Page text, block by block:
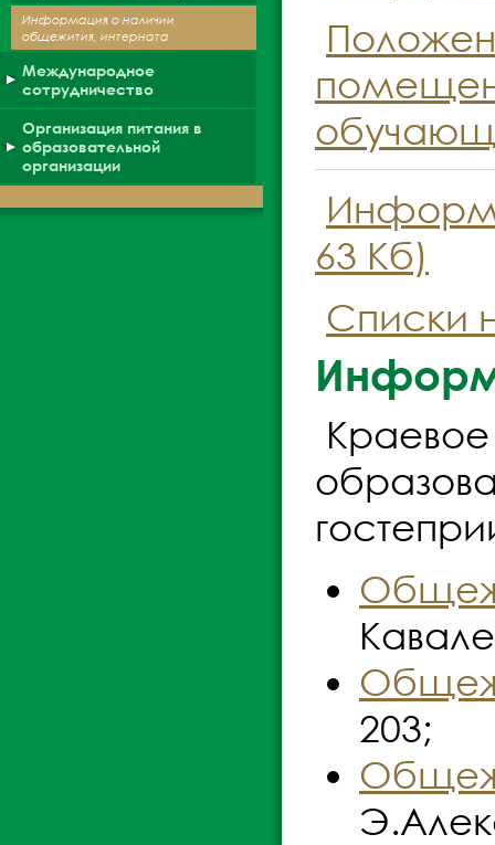
Информация о наличии
общежития, интерната
Международное
сотрудничество
Организация питания в
образовательной
организации
63 Кб)
Списки
203;